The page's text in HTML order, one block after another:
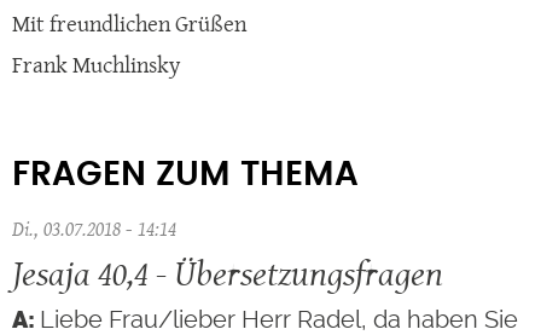
Mit freundlichen Grüßen
Frank Muchlinsky
FRAGEN ZUM THEMA
Di., 03.07.2018 - 14:14
Jesaja 40,4 - Übersetzungsfragen
Liebe Frau/lieber Herr Radel, da haben Sie